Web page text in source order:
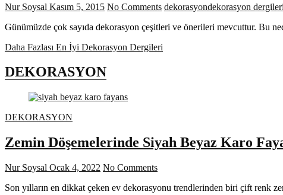
Nur Soysal Kasım 5, 2015 No Comments dekorasyondekorasyon dergileri
Günümüzde çok sayıda dekorasyon çeşitleri ve önerileri mevcuttur. Bu
Daha Fazlası En İyi Dekorasyon Dergileri
DEKORASYON
DEKORASYON
Zemin Döşemelerinde Siyah Beyaz Karo
Nur Soysal Ocak 4, 2022 No Comments
Son yılların en dikkat çeken ev dekorasyonu trendlerinden biri çift renk